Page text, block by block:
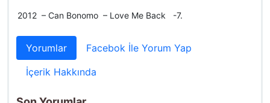
2012 – Can Bonomo – Love Me Back -7.
Yorumlar
Facebok İle Yorum Yap
İçerik Hakkında